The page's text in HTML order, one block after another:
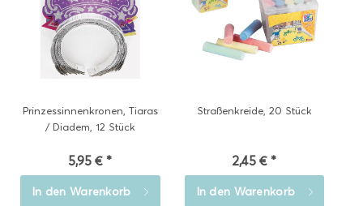
Prinzessinnenkronen, Tiaras
/ Diadem, 12 Stück
5,95 € *
In den Warenkorb
Straßenkreide, 20 Stück
2,45 € *
In den Warenkorb